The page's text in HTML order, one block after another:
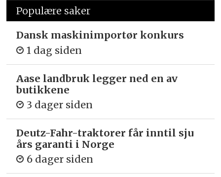
Populære saker
Dansk maskinimportør konkurs
1 dag siden
Aase landbruk legger ned en av
butikkene
3 dager siden
Deutz-Fahr-traktorer får inntil sju
års garanti i Norge
6 dager siden